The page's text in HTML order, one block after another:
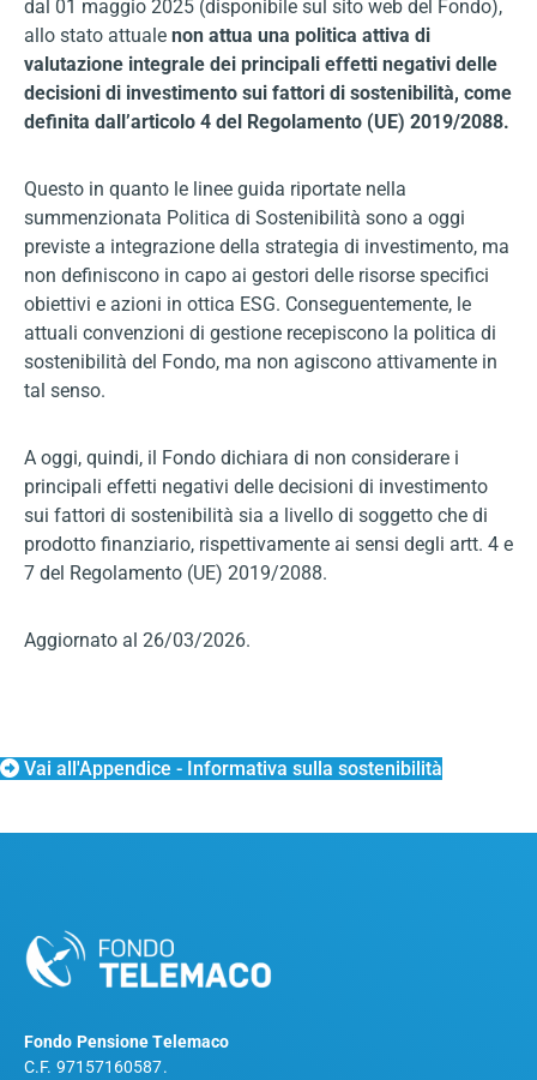
dal 01 maggio 2025 (disponibile sul sito web del Fondo),
allo stato attuale non attua una politica attiva di
valutazione integrale dei principali effetti negativi delle
decisioni di investimento sui fattori di sostenibilità, come
definita dall’articolo 4 del Regolamento (UE) 2019/2088.
Questo in quanto le linee guida riportate nella
summenzionata Politica di Sostenibilità sono a oggi
previste a integrazione della strategia di investimento, ma
non definiscono in capo ai gestori delle risorse specifici
obiettivi e azioni in ottica ESG. Conseguentemente, le
attuali convenzioni di gestione recepiscono la politica di
sostenibilità del Fondo, ma non agiscono attivamente in
tal senso.
A oggi, quindi, il Fondo dichiara di non considerare i
principali effetti negativi delle decisioni di investimento
sui fattori di sostenibilità sia a livello di soggetto che di
prodotto finanziario, rispettivamente ai sensi degli artt. 4 e
7 del Regolamento (UE) 2019/2088.
Aggiornato al 26/03/2026.
Vai all'Appendice - Informativa sulla sostenibilità
Fondo Pensione Telemaco
C.F. 97157160587.